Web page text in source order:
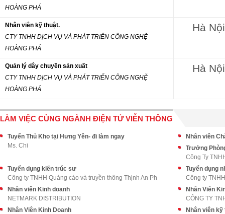
HOÀNG PHÁ
Nhân viên kỹ thuật.
CTY TNHH DỊCH VỤ VÀ PHÁT TRIỂN CÔNG NGHỆ
HOÀNG PHÁ
Hà Nội
Quản lý dây chuyền sản xuất
CTY TNHH DỊCH VỤ VÀ PHÁT TRIỂN CÔNG NGHỆ
HOÀNG PHÁ
Hà Nội
LÀM VIỆC CÙNG NGÀNH ĐIỆN TỬ VIỄN THÔNG
Tuyển Thủ Kho tại Hưng Yên- đi làm ngay
Ms. Chi
Nhân viên
Trưởng
Công Ty
Tuyển dụng kiến trúc sư
Công ty TNHH Quảng cáo và truyền thông Thịnh An Ph
Tuyển dụng
Công ty
Nhân viên Kinh doanh
NETMARK DISTRIBUTION
Nhân Viên
Nhân Viên Kinh Doanh
Nhân viên kỹ